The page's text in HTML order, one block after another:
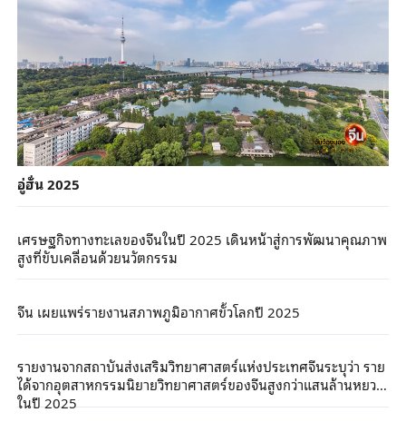
อู่ฮั่น 2025
เศรษฐกิจทางทะเลของจีนในปี 2025 เดินหน้าสู่การพัฒนาคุณภาพ
สูงที่ขับเคลื่อนด้วยนวัตกรรม
จีน เผยแพร่รายงานสภาพภูมิอากาศขั้วโลกปี 2025
รายงานจากสถาบันส่งเสริมวิทยาศาสตร์แห่งประเทศจีนระบุว่า ราย
ได้จากอุตสาหกรรมนิยายวิทยาศาสตร์ของจีนสูงกว่าแสนล้านหยวน
ในปี 2025